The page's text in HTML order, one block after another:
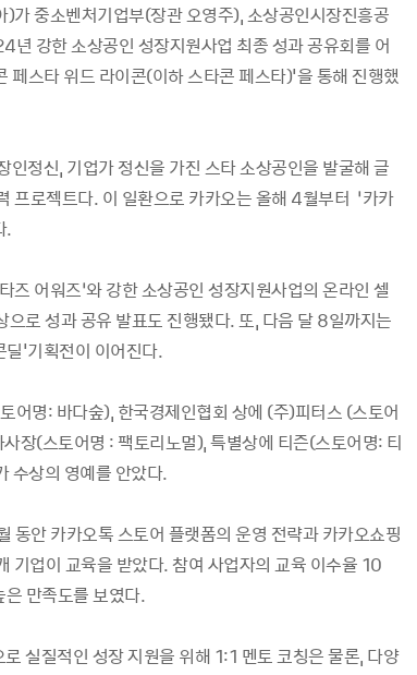
중소벤처기업부(장관 오영주), 소상공인시장진흥공
강한 소상공인 성장지원사업 최종 성과 공유회를 어
스타 위드 라이콘(이하 스타콘 페스타)'을 통해 진행했
인정신, 기업가 정신을 가진 스타 소상공인을 발굴해 글
프로젝트다. 이 일환으로 카카오는 올해 4월부터 ‘카카
.
즈 어워즈’와 강한 소상공인 성장지원사업의 온라인 셀
로 성과 공유 발표도 진행됐다. 또, 다음 달 8일까지는
딜'기획전이 이어진다.
어명: 바다숲), 한국경제인협회 상에 (주)피터스 (스토어
장(스토어명 : 팩토리노멀), 특별상에 티즌(스토어명: 티
수상의 영예를 안았다.
동안 카카오톡 스토어 플랫폼의 운영 전략과 카카오쇼핑
기업이 교육을 받았다. 참여 사업자의 교육 이수율 10
만족도를 보였다.
실질적인 성장 지원을 위해 1:1 멘토 코칭은 물론, 다양